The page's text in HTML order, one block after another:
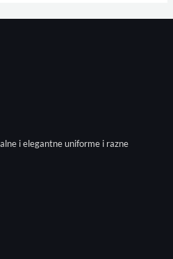
i elegantne uniforme i razne